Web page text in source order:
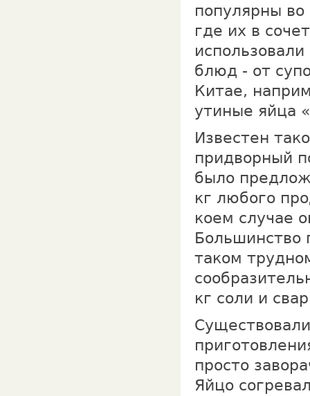
популярны во
где их в
блюд - от
Китае,
утиные яйца
Известен
придворный
было
кг любого
коем случае
Большинство
таком
кг соли и
просто
Яйцо